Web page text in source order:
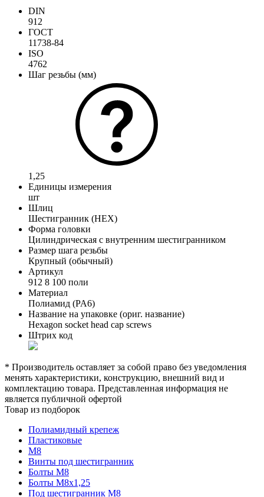
DIN
912
ГОСТ
11738-84
ISO
4762
Шаг резьбы (мм)
1,25
Единицы измерения
шт
Шлиц
Шестигранник (HEX)
Форма головки
Цилиндрическая с внутренним шестигранником
Размер шага резьбы
Крупный (обычный)
Артикул
912 8 100 поли
Материал
Полиамид (PA6)
Название на упаковке (ориг. название)
Hexagon socket head cap screws
Штрих код
* Производитель оставляет за собой право без уведомления
менять характеристики, конструкцию, внешний вид и
комплектацию товара. Представленная информация не
является публичной офертой
Товар из подборок
Полиамидный крепеж
Пластиковые
М8
Винты под шестигранник
Болты М8
Болты М8х1,25
Под шестигранник М8